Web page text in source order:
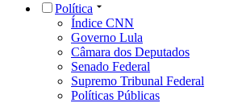
Política
Índice CNN
Governo Lula
Câmara dos Deputados
Senado Federal
Supremo Tribunal Federal
Políticas Públicas